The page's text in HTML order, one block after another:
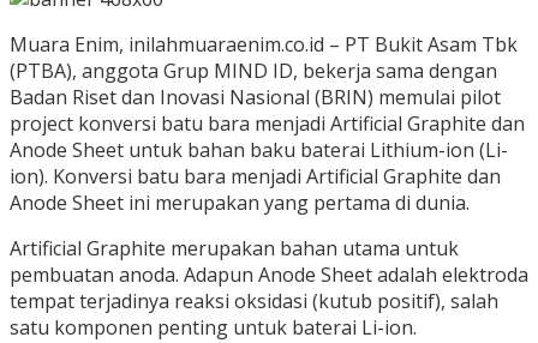
Muara Enim, inilahmuaraenim.co.id – PT Bukit Asam Tbk
(PTBA), anggota Grup MIND ID, bekerja sama dengan
Badan Riset dan Inovasi Nasional (BRIN) memulai pilot
project konversi batu bara menjadi Artificial Graphite dan
Anode Sheet untuk bahan baku baterai Lithium-ion (Li-
ion). Konversi batu bara menjadi Artificial Graphite dan
Anode Sheet ini merupakan yang pertama di dunia.
Artificial Graphite merupakan bahan utama untuk
pembuatan anoda. Adapun Anode Sheet adalah elektroda
tempat terjadinya reaksi oksidasi (kutub positif), salah
satu komponen penting untuk baterai Li-ion.